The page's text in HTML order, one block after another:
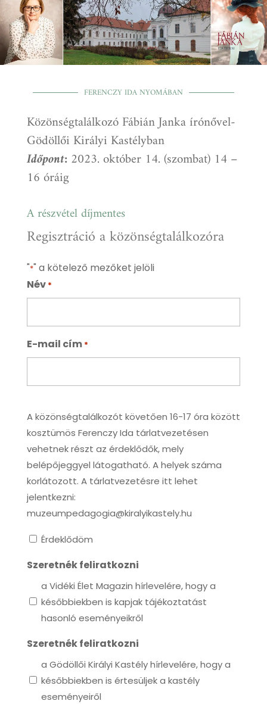
FERENCZY IDA NYOMÁBAN
Közönségtalálkozó Fábián Janka írónővel-
Gödöllői Királyi Kastélyban
Időpont: 2023. október 14. (szombat) 14 –
16 óráig
A részvétel díjmentes
Regisztráció a közönségtalálkozóra
"*" a kötelező mezőket jelöli
Név *
E-mail cím *
közönségtalálkozót
követően
A közönségtalálkozót követően 16-17 óra között
kosztümös Ferenczy Ida tárlatvezetésen
vehetnek részt az érdeklődők, mely
belépőjeggyel látogatható. A helyek száma
korlátozott. A tárlatvezetésre itt lehet
jelentkezni:
muzeumpedagogia@kiralyikastely.hu
Érdeklődöm
Szeretnék feliratkozni
a Vidéki Élet Magazin hírlevelére, hogy a
későbbiekben is kapjak tájékoztatást
hasonló eseményeikről
Szeretnék feliratkozni
a Gödöllői Királyi Kastély hírlevelére, hogy a
későbbiekben is értesüljek a kastély
eseményeiről